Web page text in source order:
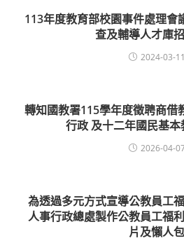
113年度教育部校園事件處理會
查及輔導人才庫
2024-03-11
轉知國教署115學年度徵聘商借
行政 及十二年國民基
2026-04-
為透過多元方式宣導公教員工
人事行政總處製作公教員工福
片及懶人包